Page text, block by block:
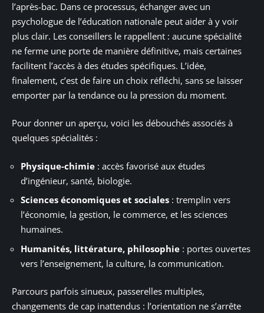
l’après-bac. Dans ce processus, échanger avec un
psychologue de l’éducation nationale peut aider à y voir
plus clair. Les conseillers le rappellent : aucune spécialité
ne ferme une porte de manière définitive, mais certaines
facilitent l’accès à des études spécifiques. L’idée,
finalement, c’est de faire un choix réfléchi, sans se laisser
emporter par la tendance ou la pression du moment.
Pour donner un aperçu, voici les débouchés associés à
quelques spécialités :
Physique-chimie : accès favorisé aux études
d’ingénieur, santé, biologie.
Sciences économiques et sociales : tremplin vers
l’économie, la gestion, le commerce, et les sciences
humaines.
Humanités, littérature, philosophie : portes ouvertes
vers l’enseignement, la culture, la communication.
Parcours parfois sinueux, passerelles multiples,
changements de cap inattendus : l’orientation ne s’arrête